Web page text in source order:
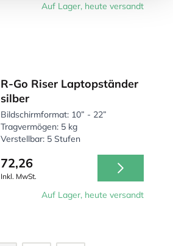
Auf Lager, heute versandt
R-Go Riser Laptopständer
silber
Bildschirmformat: 10” - 22”
Tragvermögen: 5 kg
Verstellbar: 5 Stufen
72,26
Inkl. MwSt.
Auf Lager, heute versandt